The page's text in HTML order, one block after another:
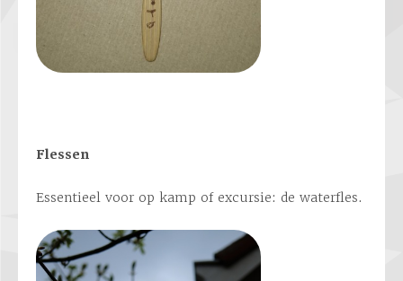
Flessen
Essentieel voor op kamp of excursie: de waterfles.